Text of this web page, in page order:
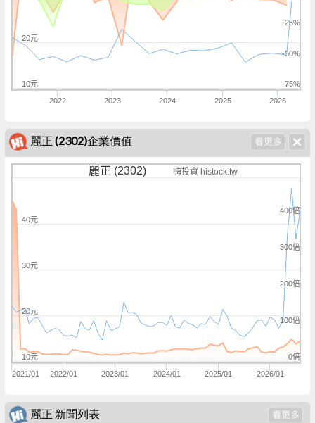
2022 2023 2024 2025 2026
-75%
-50%
-25%
10元
20元
麗正 (2302)企業價值
麗正 (2302) 嗨投資 histock.tw
2021/01 2022/01 2023/01 2024/01 2025/01 2026/01
0倍
100倍
200倍
300倍
400倍
10元
20元
30元
40元
麗正 新聞列表